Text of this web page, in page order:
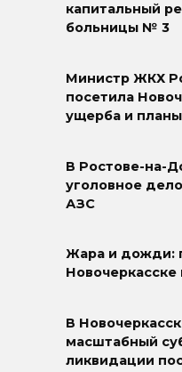
капитальный
больницы № 3
Министр ЖКХ
посетила
ущерба и
В Ростове-на-
уголовное
АЗС
Жара и дожди:
В
масштабный
ликвидации